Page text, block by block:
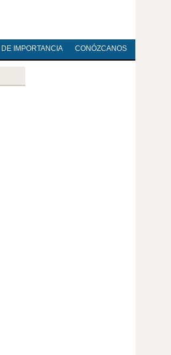
DE IMPORTANCIA CONÓZCANOS